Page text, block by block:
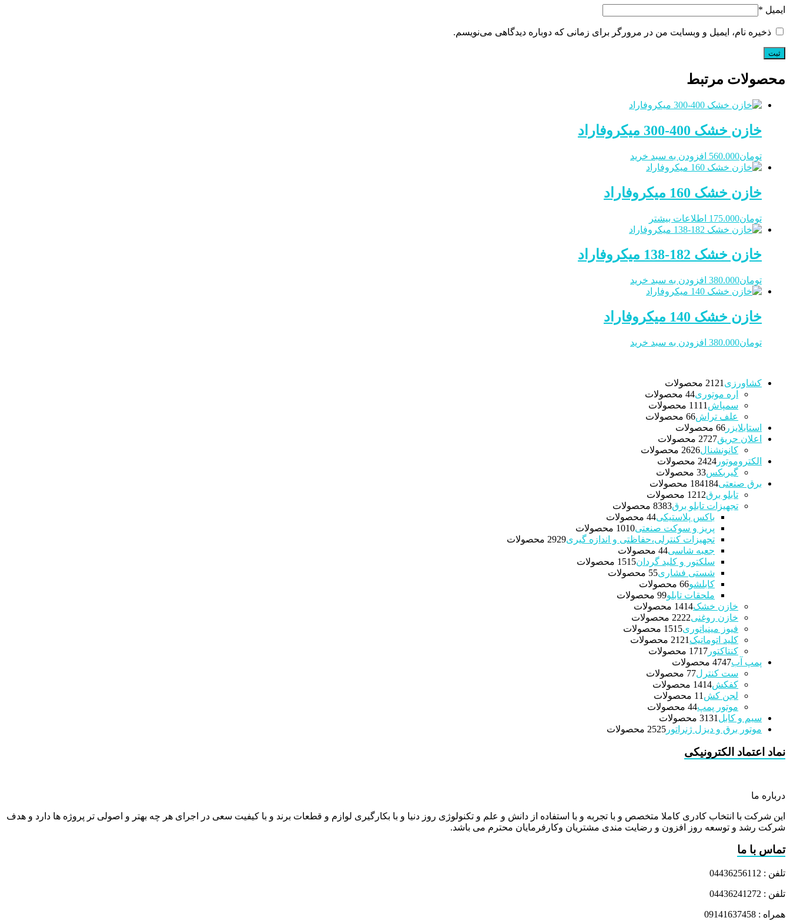
ایمیل *
ذخیره نام، ایمیل و وبسایت من در مرورگر برای زمانی که دوباره دیدگاهی می‌نویسم.
محصولات مرتبط
خازن خشک 400-300 میکروفاراد
تومان560.000 افزودن به سبد خرید
خازن خشک 160 میکروفاراد
تومان175.000 اطلاعات بیشتر
خازن خشک 182-138 میکروفاراد
تومان380.000 افزودن به سبد خرید
خازن خشک 140 میکروفاراد
تومان380.000 افزودن به سبد خرید
کشاورزی 21 21 محصولات
اره موتوری 44 محصولات
سمپاش
11 11 محصولات
علف تراش 66 محصولات
استابلایزر
66 محصولات
اعلان حریق
2727 محصولات
کانونشنال
2626 محصولات
الکتروموتور
2424 محصولات
گیربکس 33 محصولات
برق صنعتی
184184 محصولات
تابلو برق
1212 محصولات
تجهیزات تابلو برق
8383 محصولات
باکس پلاستیکی 44 محصولات
پریز و سوکت صنعتی
1010 محصولات
تجهیزات کنترلی،حفاظتی و اندازه گیری
2929 محصولات
جعبه شاسی 44 محصولات
سلکتور و کلید گردان
1515 محصولات
شستی فشاری 55 محصولات
کابلشو 66 محصولات
ملحقات تابلو 99 محصولات
خازن خشک
1414 محصولات
خازن روغنی
2222 محصولات
فیوز مینیاتوری
1515 محصولات
کلید اتوماتیک
21 21 محصولات
کنتاکتور
1717 محصولات
پمپ آب
4747 محصولات
ست کنترل 77 محصولات
کفکش
1414 محصولات
لجن کش
1 1 محصولات
موتور پمپ 44 محصولات
سیم و کابل
3131 محصولات
موتور برق و دیزل ژنراتور
2525 محصولات
نماد اعتماد الکترونیکی
درباره ما
این شرکت با انتخاب کادری کاملا متخصص و با تجربه و با استفاده از دانش و علم و تکنولوژی روز دنیا و با بکارگیری لوازم و قطعات برند و با کیفیت سعی در اجرای هر چه بهتر و اصولی تر پروژه ها دارد و هدف
شرکت رشد و توسعه روز افزون و رضایت مندی مشتریان وکارفرمایان محترم می باشد.
تماس با ما
تلفن : 04436256112
تلفن : 04436241272
همراه : 09141637458